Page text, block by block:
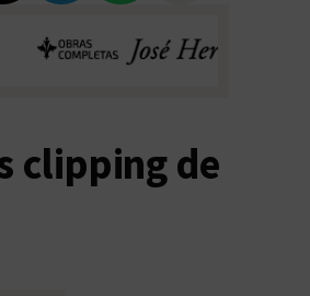
clipping de